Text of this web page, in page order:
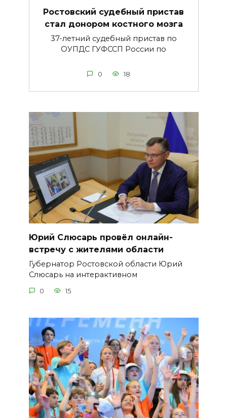
Ростовский судебный пристав
стал донором костного мозга
37-летний судебный пристав по
ОУПДС ГУФССП России по
0 18
Юрий Слюсарь провёл онлайн-
встречу с жителями области
Губернатор Ростовской области Юрий
Слюсарь на интерактивном
0 15